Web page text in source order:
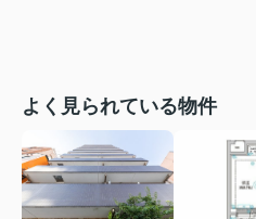
よく見られている物件